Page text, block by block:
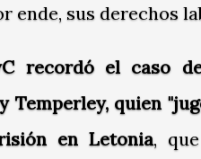
ende, sus derechos
recordó el caso
Temperley, quien
en Letonia,